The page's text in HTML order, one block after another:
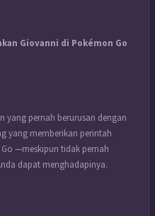
Giovanni di Pokémon Go
yang pernah berurusan dengan
yang memberikan perintah
—meskipun tidak pernah
dapat menghadapinya.